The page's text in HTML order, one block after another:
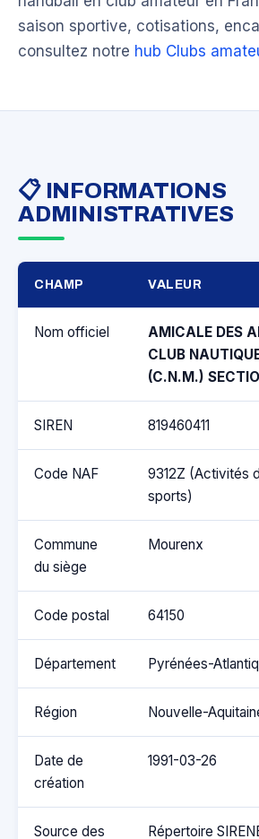
saison sportive, cotisations,
consultez notre hub Clubs
📋 INFORMATIONS
ADMINISTRATIVES
CHAMP VALEUR
Nom officiel
AMICALE DES
CLUB
(C.N.M.)
SIREN 819460411
Code NAF
9312Z (Activités
sports)
Commune
du siège
Mourenx
Code postal 64150
Département Pyrénées-
Région Nouvelle-
Date de
création
1991-03-26
Source des
Répertoire